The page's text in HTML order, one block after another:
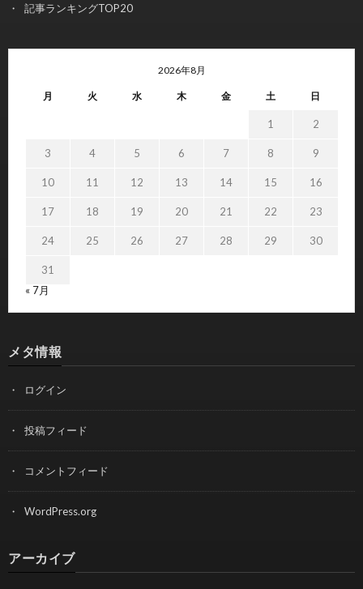
記事ランキングTOP20
2026年8月
月 火 水 木 金 土 日
1 2
3 4 5 6 7 8 9
10 11 12 13 14 15 16
17 18 19 20 21 22 23
24 25 26 27 28 29 30
31
« 7月
メタ情報
ログイン
投稿フィード
コメントフィード
WordPress.org
アーカイブ